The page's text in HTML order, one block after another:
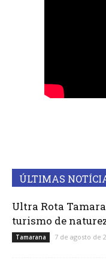
ÚLTIMAS
Ultra Rota
turismo de
Tamarana 7 de agosto de